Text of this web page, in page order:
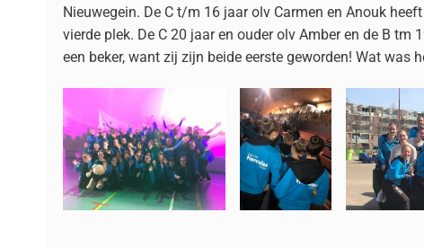
Nieuwegein. De C t/m 16 jaar olv Carmen en Anouk
vierde plek. De C 20 jaar en ouder olv Amber en de B
een beker, want zij zijn beide eerste geworden! Wat was